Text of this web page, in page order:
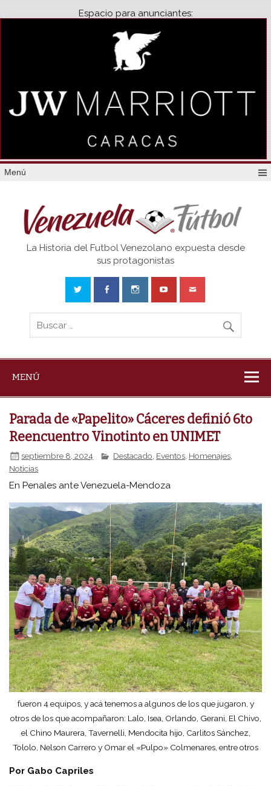
Espacio para anunciantes:
Menú
Venezuela
La Historia del Futbol Venezolano expuesta desde
sus protagonistas
MENÚ
Parada de «Papelito» Cáceres definió 6to
Reencuentro Vinotinto en UNIMET
septiembre 8, 2024 Destacado Eventos Homenajes
Noticias
En Penales ante Venezuela-Mendoza
fueron 4 equipos, y acá tenemos a algunos de los que jugaron, y
otros de los que acompañaron: Lalo, Isea, Orlando, Gerani, El Chivo,
el Chino Maurera, Tavernelli, Mendocita hijo, Carlitos Sánchez,
Tololo, Nelson Carrero y Omar el «Pulpo» Colmenares, entre otros
Por Gabo Capriles